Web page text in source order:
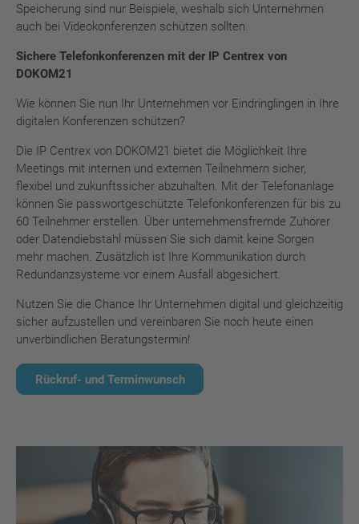
Speicherung sind nur Beispiele, weshalb sich Unternehmen
auch bei Videokonferenzen schützen sollten.
Sichere Telefonkonferenzen mit der IP Centrex von
DOKOM21
Wie können Sie nun Ihr Unternehmen vor Eindringlingen in Ihre
digitalen Konferenzen schützen?
Die IP Centrex von DOKOM21 bietet die Möglichkeit Ihre
Meetings mit internen und externen Teilnehmern sicher,
flexibel und zukunftssicher abzuhalten. Mit der Telefonanlage
können Sie passwortgeschützte Telefonkonferenzen für bis zu
60 Teilnehmer erstellen. Über unternehmensfremde Zuhörer
oder Datendiebstahl müssen Sie sich damit keine Sorgen
mehr machen. Zusätzlich ist Ihre Kommunikation durch
Redundanzsysteme vor einem Ausfall abgesichert.
Nutzen Sie die Chance Ihr Unternehmen digital und gleichzeitig
sicher aufzustellen und vereinbaren Sie noch heute einen
unverbindlichen Beratungstermin!
Rückruf- und Terminwunsch